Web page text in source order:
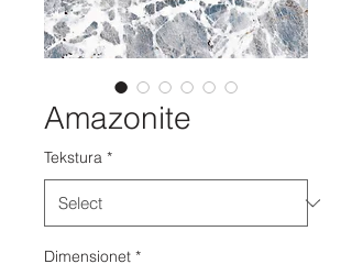
Amazonite
Tekstura *
Dimensionet *